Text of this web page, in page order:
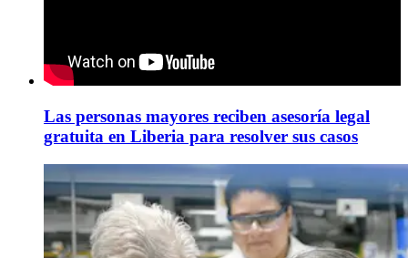
Las personas mayores reciben asesoría legal
gratuita en Liberia para resolver sus casos